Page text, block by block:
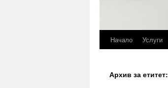
КъмНачало Услуги
Архив за етитет: